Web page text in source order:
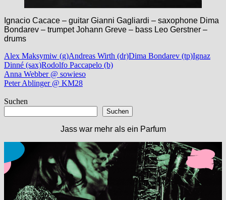
Ignacio Cacace – guitar Gianni Gagliardi – saxophone Dima
Bondarev – trumpet Johann Greve – bass Leo Gerstner –
drums
Alex Maksymiw (g)Andreas Wirth (dr)Dima Bondarev (tp)Ignaz
Dinné (sax)Rodolfo Paccapelo (b)
Beitragsnavigation
Vorheriger
Beitrag:
Anna Webber @ sowieso
Nächster
Peter Ablinger @ KM28
Suchen
Suchen
Jass war mehr als ein Parfum